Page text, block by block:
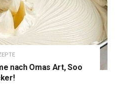
nach Omas Art, Soo